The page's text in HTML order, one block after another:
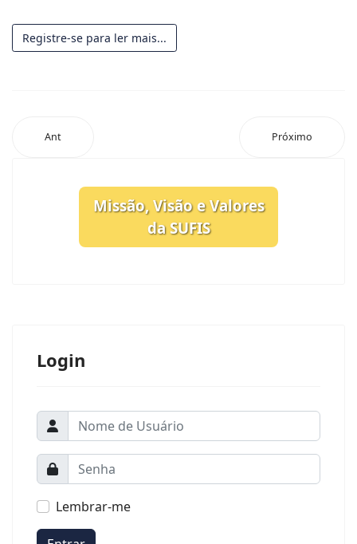
Registre-se para ler mais...
Ant Próximo
Missão, Visão e Valores
da SUFIS
Login
Lembrar-me